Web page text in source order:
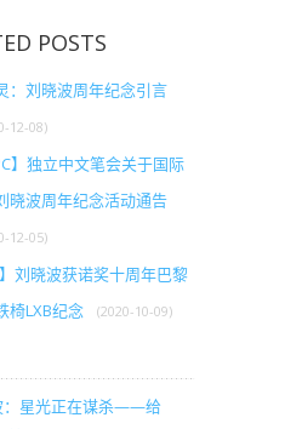
POSTS
：刘晓波周年纪念引言
12-08)
】独立中文笔会关于国际
晓波周年纪念活动通告
12-05)
】刘晓波获诺奖十周年巴黎
椅LXB纪念
(2020-10-09)
：星光正在谋杀——给